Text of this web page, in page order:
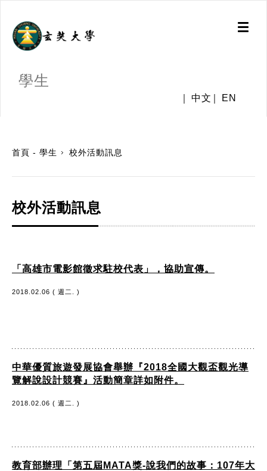
Toggle
學生
中文 EN
首頁 - 學生 校外活動訊息
校外活動訊息
「高雄市電影館徵求駐校代表」，協助宣傳。
2018.02.06 ( 週二. )
中華優質旅遊發展協會舉辦『2018全國大觀盃觀光導
覽解說設計競賽』活動簡章詳如附件。
2018.02.06 ( 週二. )
教育部辦理「第五屆MATA獎-說我們的故事：107年大